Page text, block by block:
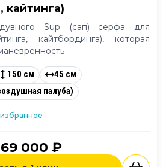
кайтинга)
Sup (сап) серфа для
кайтбординга), которая
150 см
45 см
палуба)
69 000 ₽